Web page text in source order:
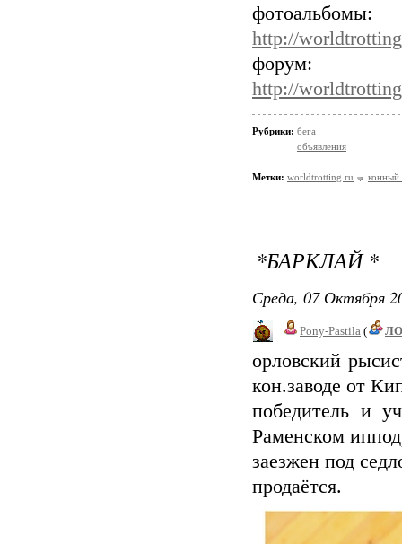
фотоальбомы:
http://
форум:
http://
Рубрики: бега
объявления
Метки: worldtrotting.ru конный
*БАРКЛАЙ *
Среда, 07 Октября
Pony-Pastila (
орловский
кон.заводе от
победитель и
Раменском
заезжен под
продаётся.